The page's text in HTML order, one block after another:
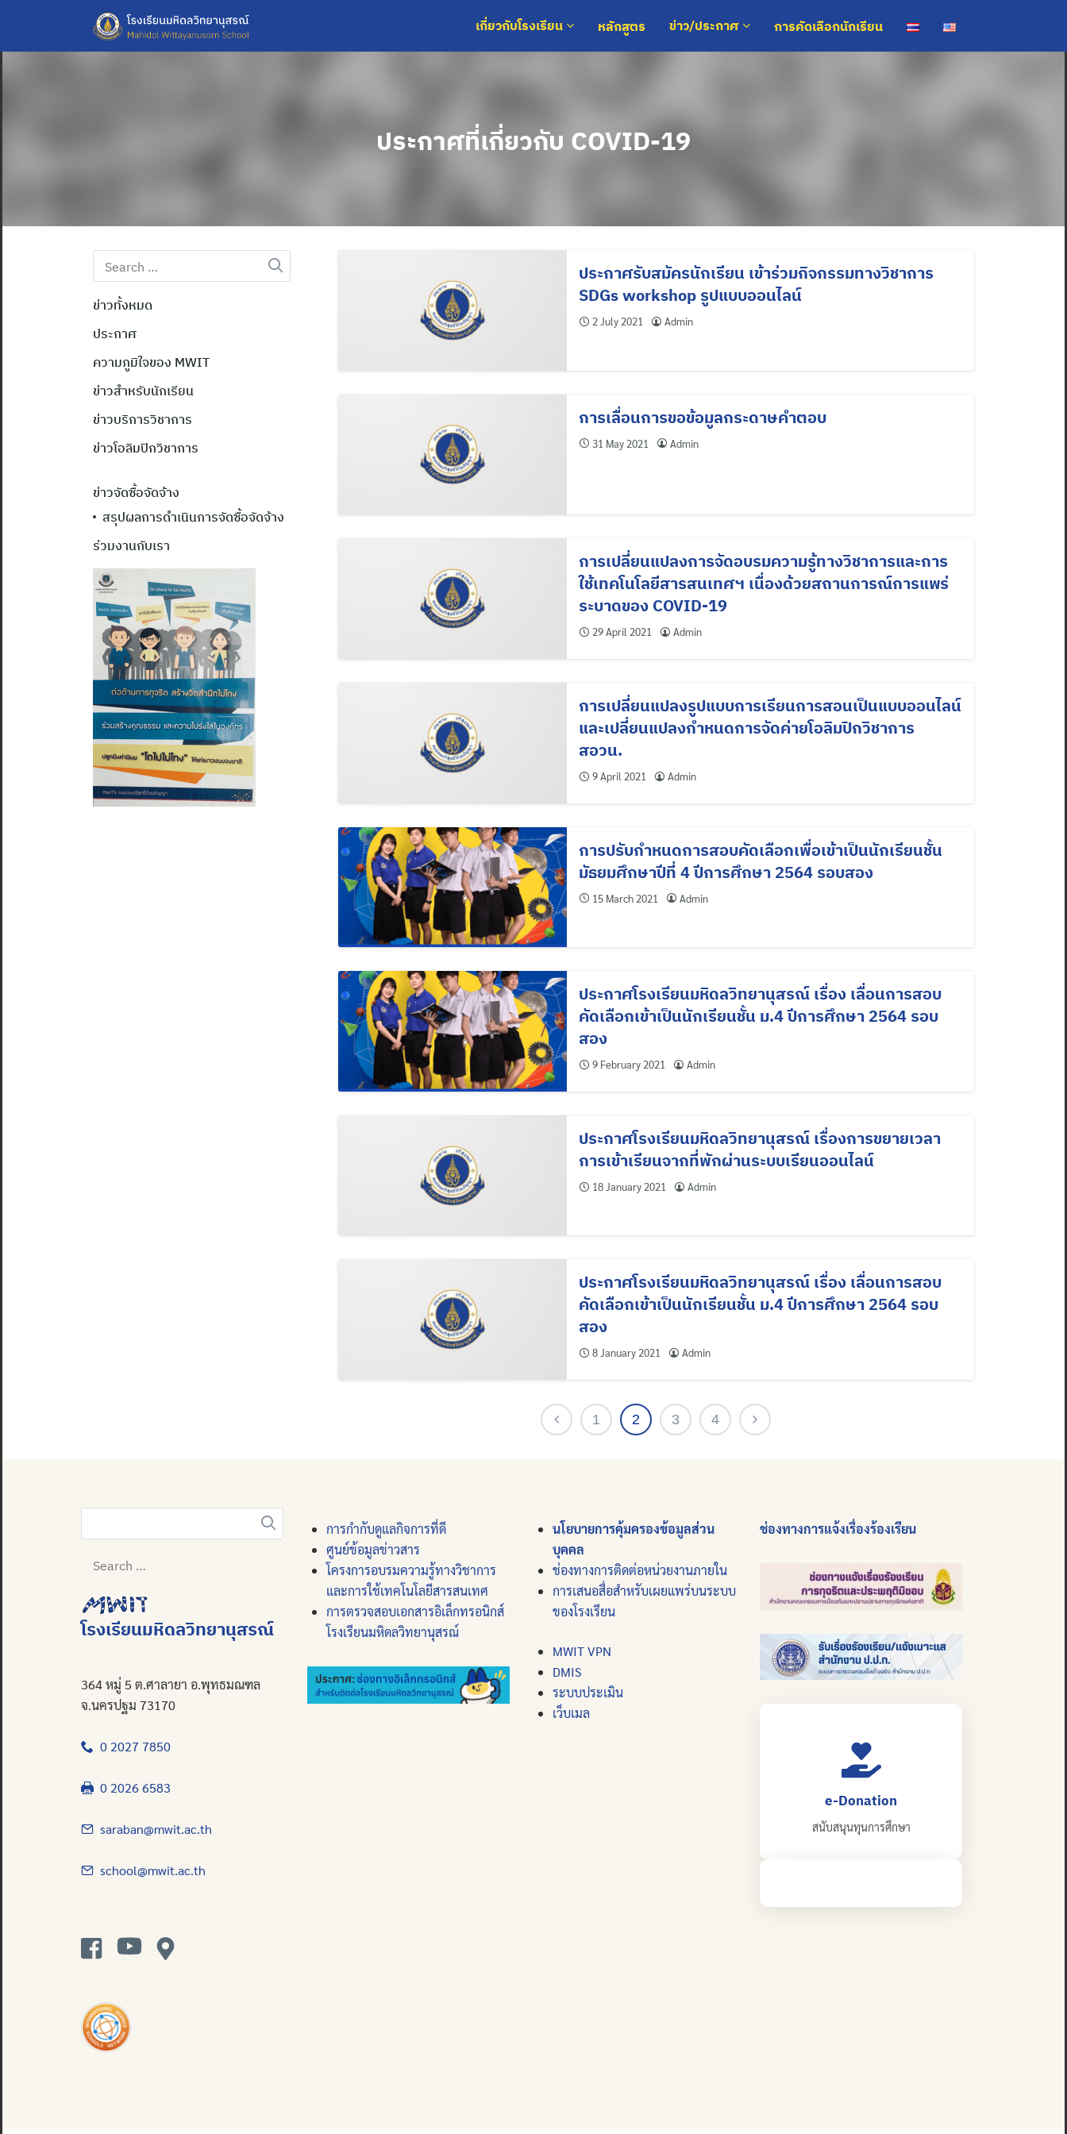
content
เกี่ยวกับโรงเรียน หลักสูตร ข่าว/ประกาศ การคัดเลือกนักเรียน
ประกาศที่เกี่ยวกับ COVID-19
ประกาศรับสมัครนักเรียน เข้าร่วมกิจกรรมทางวิชาการ
SDGs workshop รูปแบบออนไลน์
2 July 2021 Admin
การเลื่อนการขอข้อมูลกระดาษคำตอบ
31 May 2021 Admin
การเปลี่ยนแปลงการจัดอบรมความรู้ทางวิชาการและการ
ใช้เทคโนโลยีสารสนเทศฯ เนื่องด้วยสถานการณ์การแพร่
ระบาดของ COVID-19
29 April 2021 Admin
การเปลี่ยนแปลงรูปแบบการเรียนการสอนเป็นแบบออนไลน์
และเปลี่ยนแปลงกำหนดการจัดค่ายโอลิมปิกวิชาการ
สอวน.
9 April 2021 Admin
การปรับกำหนดการสอบคัดเลือกเพื่อเข้าเป็นนักเรียนชั้น
มัธยมศึกษาปีที่ 4 ปีการศึกษา 2564 รอบสอง
15 March 2021 Admin
ประกาศโรงเรียนมหิดลวิทยานุสรณ์ เรื่อง เลื่อนการสอบ
คัดเลือกเข้าเป็นนักเรียนชั้น ม.4 ปีการศึกษา 2564 รอบ
สอง
9 February 2021 Admin
ประกาศโรงเรียนมหิดลวิทยานุสรณ์ เรื่องการขยายเวลา
การเข้าเรียนจากที่พักผ่านระบบเรียนออนไลน์
18 January 2021 Admin
ประกาศโรงเรียนมหิดลวิทยานุสรณ์ เรื่อง เลื่อนการสอบ
คัดเลือกเข้าเป็นนักเรียนชั้น ม.4 ปีการศึกษา 2564 รอบ
สอง
8 January 2021 Admin
1 2 3 4
Search
for:
ข่าวทั้งหมด
ประกาศ
ความภูมิใจของ MWIT
ข่าวสำหรับนักเรียน
ข่าวบริการวิชาการ
ข่าวโอลิมปิกวิชาการ
ข่าวจัดซื้อจัดจ้าง
สรุปผลการดำเนินการจัดซื้อจัดจ้าง
ร่วมงานกับเรา
Search
for:
โรงเรียนมหิดลวิทยานุสรณ์
364 หมู่ 5 ต.ศาลายา อ.พุทธมณฑล
จ.นครปฐม 73170
0 2027 7850
0 2026 6583
saraban@mwit.ac.th
school@mwit.ac.th
การกำกับดูแลกิจการที่ดี
ศูนย์ข้อมูลข่าวสาร
โครงการอบรมความรู้ทางวิชาการ
และการใช้เทคโนโลยีสารสนเทศ
การตรวจสอบเอกสารอิเล็กทรอนิกส์
โรงเรียนมหิดลวิทยานุสรณ์
นโยบายการคุ้มครองข้อมูลส่วน
บุคคล
ช่องทางการติดต่อหน่วยงานภายใน
การเสนอสื่อสำหรับเผยแพร่บนระบบ
ของโรงเรียน
MWIT VPN
DMIS
ระบบประเมิน
เว็บเมล
ช่องทางการแจ้งเรื่องร้องเรียน
e-Donation
สนับสนุนทุนการศึกษา